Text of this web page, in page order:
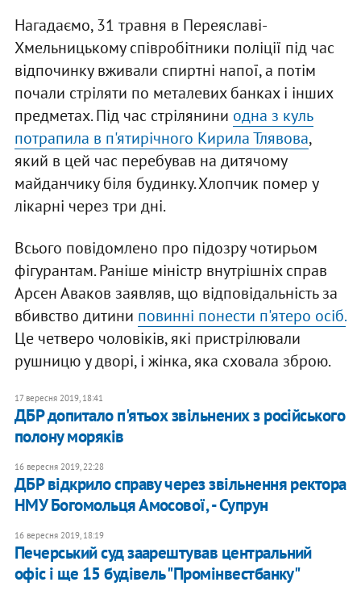
Нагадаємо, 31 травня в Переяславі-
Хмельницькому співробітники поліції під час
відпочинку вживали спиртні напої, а потім
почали стріляти по металевих банках і інших
предметах. Під час стрілянини одна з куль
потрапила в п'ятирічного Кирила Тлявова,
який в цей час перебував на дитячому
майданчику біля будинку. Хлопчик помер у
лікарні через три дні.
Всього повідомлено про підозру чотирьом
фігурантам. Раніше міністр внутрішніх справ
Арсен Аваков заявляв, що відповідальність за
вбивство дитини повинні понести п'ятеро осіб.
Це четверо чоловіків, які пристрілювали
рушницю у дворі, і жінка, яка сховала зброю.
17 вересня 2019, 18:41
ДБР допитало п'ятьох звільнених з російського
полону моряків
16 вересня 2019, 22:28
ДБР відкрило справу через звільнення ректора
НМУ Богомольця Амосової, - Супрун
16 вересня 2019, 18:19
Печерський суд заарештував центральний
офіс і ще 15 будівель "Промінвестбанку"